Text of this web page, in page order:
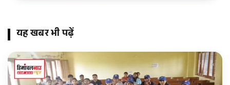
यह खबर भी पढ़ें